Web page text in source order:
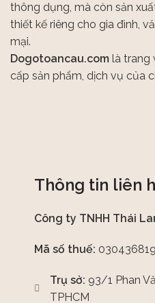
thông dụng, mà còn sản
thiết kế riêng cho gia đình,
mại.
Dogotoancau.com là trang
cấp sản phẩm, dịch vụ của
Thông tin liên
Công ty TNHH Thái
Mã số thuế:
Trụ sở: 93/1 Phan
TPHCM